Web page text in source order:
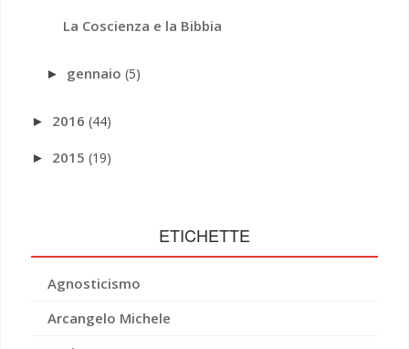
La Coscienza e la Bibbia
► gennaio(5)
► 2016 (44)
► 2015 (19)
ETICHETTE
Agnosticismo
Arcangelo Michele